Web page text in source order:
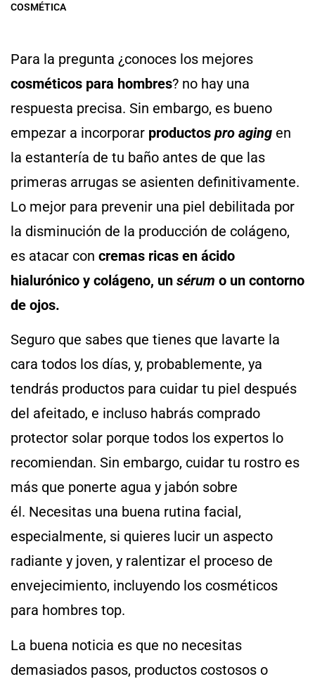
COSMÉTICA
Para la pregunta ¿conoces los mejores
cosméticos para hombres? no hay una
respuesta precisa. Sin embargo, es bueno
empezar a incorporar productos pro aging en
la estantería de tu baño antes de que las
primeras arrugas se asienten definitivamente.
Lo mejor para prevenir una piel debilitada por
la disminución de la producción de colágeno,
es atacar con cremas ricas en ácido
hialurónico y colágeno, un sérum o un contorno
de ojos.
Seguro que sabes que tienes que lavarte la
cara todos los días, y, probablemente, ya
tendrás productos para cuidar tu piel después
del afeitado, e incluso habrás comprado
protector solar porque todos los expertos lo
recomiendan. Sin embargo, cuidar tu rostro es
más que ponerte agua y jabón sobre
él. Necesitas una buena rutina facial,
especialmente, si quieres lucir un aspecto
radiante y joven, y ralentizar el proceso de
envejecimiento, incluyendo los cosméticos
para hombres top.
La buena noticia es que no necesitas
demasiados pasos, productos costosos o